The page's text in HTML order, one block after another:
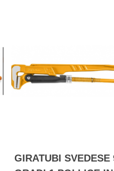
GIRATUBI SVEDESE